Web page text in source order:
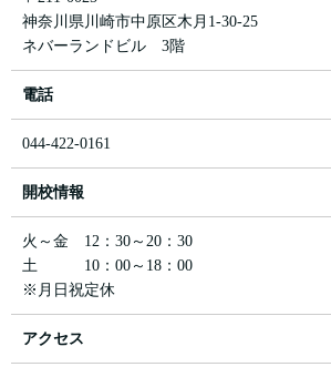
神奈川県川崎市中原区木月1-30-25
ネバーランドビル 3階
電話
044-422-0161
開校情報
火～金 12：30～20：30
土 10：00～18：00
※月日祝定休
アクセス